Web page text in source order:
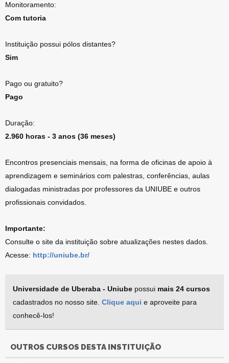
Monitoramento:
Com tutoria
Instituição possui pólos distantes?
Sim
Pago ou gratuito?
Pago
Duração:
2.960 horas - 3 anos (36 meses)
Encontros presenciais mensais, na forma de oficinas de apoio à
aprendizagem e seminários com palestras, conferências, aulas
dialogadas ministradas por professores da UNIUBE e outros
profissionais convidados.
Importante:
Consulte o site da instituição sobre atualizações nestes dados.
Acesse: http://uniube.br/
Universidade de Uberaba - Uniube possui mais 24 cursos
cadastrados no nosso site. Clique aqui e aproveite para
conhecê-los!
OUTROS CURSOS DESTA INSTITUIÇÃO